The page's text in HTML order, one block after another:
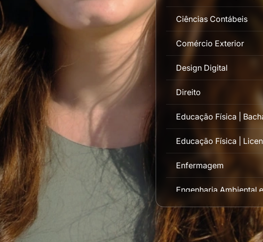
Ciências Contábeis
Comércio Exterior
Design Digital
Direito
Educação Física |
Educação Física |
Enfermagem
Engenharia Ambiental
Engenharia Civil
Engenharia de